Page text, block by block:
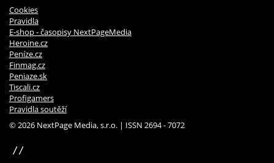
Cookies
Pravidla
E-shop - časopisy NextPageMedia
Heroine.cz
Peníze.cz
Finmag.cz
Peniaze.sk
Tiscali.cz
Profigamers
Pravidla soutěží
© 2026 NextPage Media, s.r.o. | ISSN 2694 - 7072